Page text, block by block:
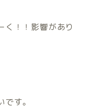
く！！影響があり
す。